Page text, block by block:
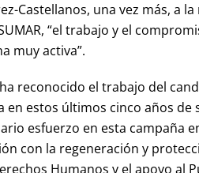
Castellanos, una vez más, a
“el trabajo y el
muy activa”.
reconocido el trabajo del
estos últimos cinco años de
esfuerzo en esta campaña
con la regeneración y
Humanos y el apoyo al